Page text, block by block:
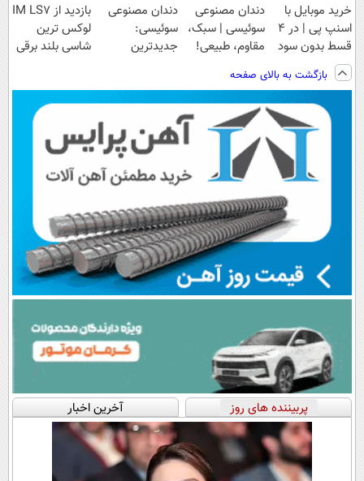
خرید موبایل با
اسنپ پی | در ۴
قسط بدون سود
و کارمزد!
دندان مصنوعی
سوئیسی | سبک،
مقاوم، طبیعی!
رایگان+پرداخت
اقساطی😍
دندان مصنوعی
سوئیسی:
جدیدترین
پرداخت قسطی
بازدید از IM LS7
لوکس ترین
شاسی بلند برقی
بازگشت به بالای صفحه
پربیننده های روز آخرین اخبار